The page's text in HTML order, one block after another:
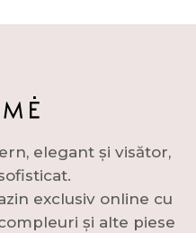
elegant și visător,
exclusiv online cu
și alte piese